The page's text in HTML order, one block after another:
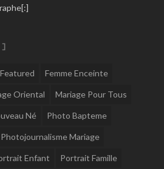
[:]
Featured Femme Enceinte
Oriental Mariage Pour Tous
Né Photo Bapteme
Photojournalisme Mariage
Enfant Portrait Famille